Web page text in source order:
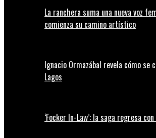
La ranchera suma una nueva voz
comienza su camino artístico
Ignacio Ormazábal revela cómo se
Lagos
‘Focker In-Law’: la saga regresa